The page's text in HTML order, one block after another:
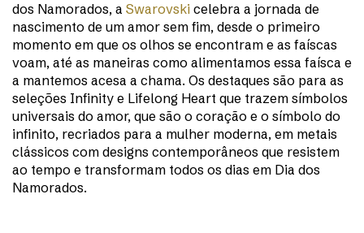
dos Namorados, a Swarovski celebra a jornada de
nascimento de um amor sem fim, desde o primeiro
momento em que os olhos se encontram e as faíscas
voam, até as maneiras como alimentamos essa faísca e
a mantemos acesa a chama. Os destaques são para as
seleções Infinity e Lifelong Heart que trazem símbolos
universais do amor, que são o coração e o símbolo do
infinito, recriados para a mulher moderna, em metais
clássicos com designs contemporâneos que resistem
ao tempo e transformam todos os dias em Dia dos
Namorados.